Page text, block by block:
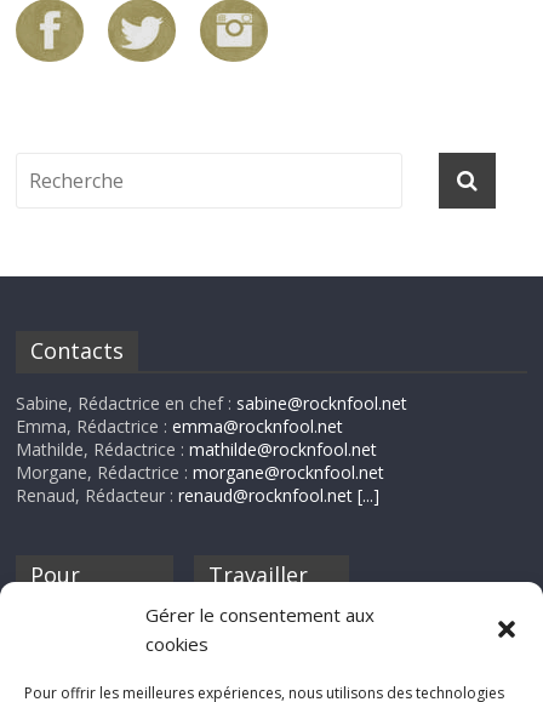
Gérer le consentement aux
cookies
Pour offrir les meilleures expériences, nous utilisons des technologies
Contacts
Sabine, Rédactrice en chef : sabine@rocknfool.net
Emma, Rédactrice :emma@rocknfool.net
Mathilde, Rédactrice :mathilde@rocknfool.net
Morgane, Rédactrice :morgane@rocknfool.net
Renaud, Rédacteur :renaud@rocknfool.net [...]
Pour
discothèque
Travailler
Si tu souhaites